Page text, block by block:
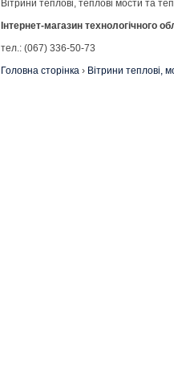
Вітрини теплові, теплові мости та
Інтернет-магазин технологічного
тел.: (067) 336-50-73
Головна сторінка › Вітрини теплові,